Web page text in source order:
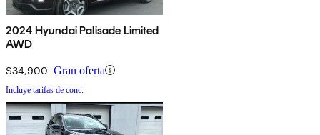
2024 Hyundai Palisade Limited
AWD
$34,900 Gran oferta
Incluye tarifas de conc.